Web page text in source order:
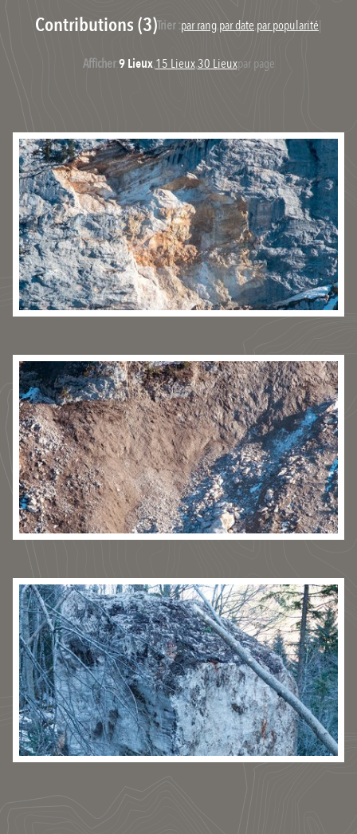
Contributions (3)Trier :par rang,par date,par popularité|
Afficher:9 Lieux,15 Lieux,30 Lieuxpar page